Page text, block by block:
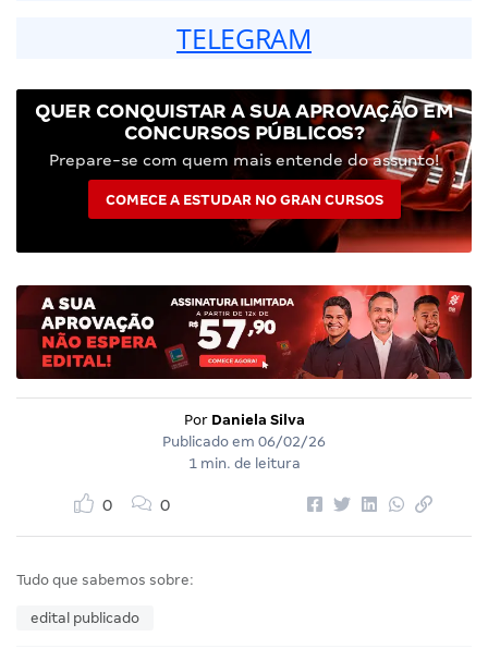
TELEGRAM
QUER CONQUISTAR A SUA APROVAÇÃO EM
CONCURSOS PÚBLICOS?
Prepare-se com quem mais entende do assunto!
COMECE A ESTUDAR NO GRAN CURSOS
Por Daniela Silva
Publicado em 06/02/26
1 min. de leitura
0 0
Tudo que sabemos sobre:
edital publicado